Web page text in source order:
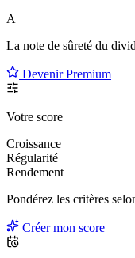
A
La note de sûreté du
Devenir Premium
Votre score
Croissance
Régularité
Rendement
Pondérez les critères
Créer mon score